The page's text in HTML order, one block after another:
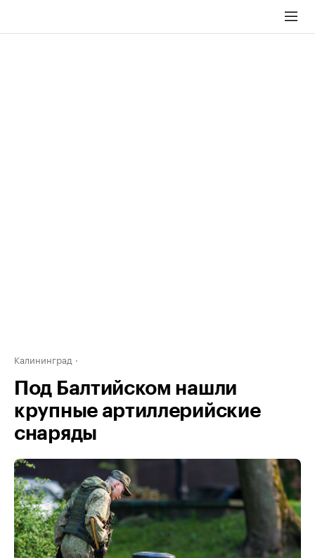
Калининград
Под Балтийском нашли
крупные артиллерийские
снаряды